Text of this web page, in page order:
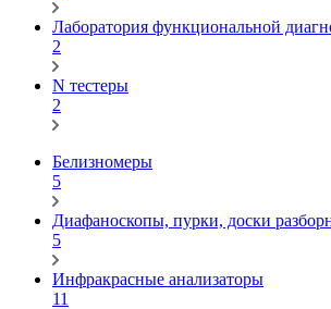
Лаборатория функциональной
2
N тестеры
2
Белизномеры
5
Диафаноскопы, пурки, доски
5
Инфракрасные анализаторы
11